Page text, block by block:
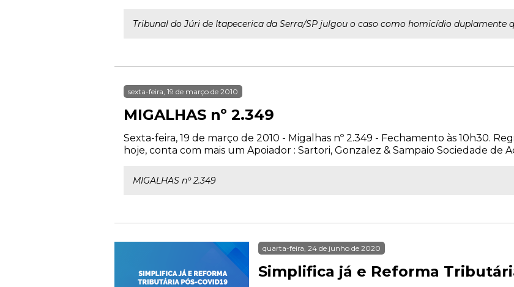
Tribunal do Júri de Itapecerica da Serra/SP julgou o caso como homicídio duplamente
sexta-feira, 19 de março de 2010
MIGALHAS nº 2.349
Sexta-feira, 19 de março de 2010 - Migalhas nº 2.349 - Fechamento às 10h30.
hoje, conta com mais um Apoiador : Sartori, Gonzalez & Sampaio Sociedade de
MIGALHAS nº 2.349
quarta-feira, 24 de junho de 2020
Simplifica já e Reforma